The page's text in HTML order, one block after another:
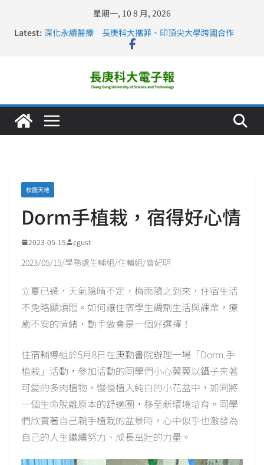
星期一, 10 8 月, 2026
Latest: 深化永續醫療 長庚科大攜菲、印頂尖大學跨國合作
長庚科大訪凱瑟醫療集團、美容學校收穫豐
仁德醫專與長庚科大締結策略聯盟 培育護理尖兵
長庚科大連四年穩居《遠見》醫學大學第5名 辦學實力再
校園天地
Dorm手植栽，宿得好心情
2023-05-15 cgust
2023/05/15/學務處生輔組/住輔組/曾紀明
立夏已過，天氣陰晴不定，梅雨隨之到來，住宿生活
不免略顯煩悶。如何讓住宿學生調劑生活與課業，療
癒不安的情緒，動手做會是一個好選擇！
住宿輔導組於5月8日在庚勤書院辦理一場「Dorm.手
植栽」活動，參加活動的同學們小心翼翼以鑷子夾著
可愛的多肉植物，慢慢植入純白的小花盆中，如同將
一個生命脫離原本的舒適圈，移至新環境培育。同學
們欣賞著自己親手植栽的盆景時，心中似乎也激發為
自己的人生繼續努力、成長茁壯的力量。